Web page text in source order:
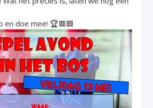
en doe mee! 🏆🟥🟦